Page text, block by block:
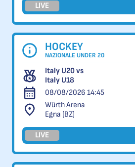
LIVE
HOCKEY
NAZIONALE UNDER 20
Italy U20 vs
Italy U18
08/08/2026 14:45
Würth Arena
Egna (BZ)
LIVE